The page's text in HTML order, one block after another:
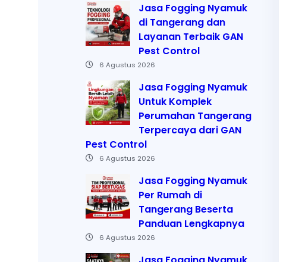
Jasa Fogging Nyamuk
di Tangerang dan
Layanan Terbaik GAN
Pest Control
6 Agustus 2026
Jasa Fogging Nyamuk
Untuk Komplek
Perumahan Tangerang
Terpercaya dari GAN
Pest Control
6 Agustus 2026
Jasa Fogging Nyamuk
Per Rumah di
Tangerang Beserta
Panduan Lengkapnya
6 Agustus 2026